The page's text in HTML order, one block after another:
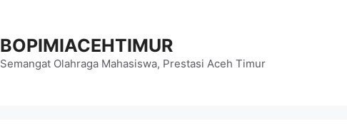
BOPIMIACEHTIMUR
Semangat Olahraga Mahasiswa, Prestasi Aceh Timur